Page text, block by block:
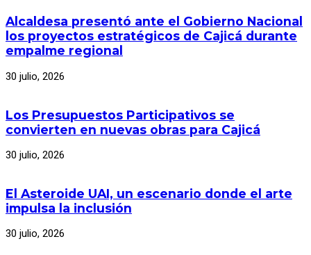
Alcaldesa presentó ante el Gobierno Nacional
los proyectos estratégicos de Cajicá durante
empalme regional
30 julio, 2026
Los Presupuestos Participativos se
convierten en nuevas obras para Cajicá
30 julio, 2026
El Asteroide UAI, un escenario donde el arte
impulsa la inclusión
30 julio, 2026